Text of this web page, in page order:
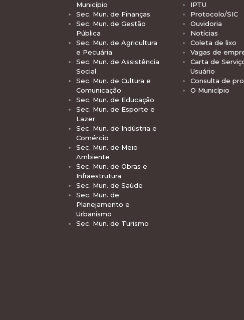
Município
Sec. Mun. de Finanças
Sec. Mun. de Gestão
Pública
Sec. Mun. de Agricultura
e Pecuária
Sec. Mun. de Assistência
Social
Sec. Mun. de Cultura e
Comunicação
Sec. Mun. de Educação
Sec. Mun. de Esporte e
Lazer
Sec. Mun. de Indústria e
Comércio
Sec. Mun. de Meio
Ambiente
Sec. Mun. de Obras e
Infraestrutura
Sec. Mun. de Saúde
Sec. Mun. de
Planejamento e
Urbanismo
Sec. Mun. de Turismo
IPTU
Protocolo/SIC
Ouvidoria
Notícias
Coleta de lixo
Vagas de
Carta de
Usuário
Consulta de
O Município